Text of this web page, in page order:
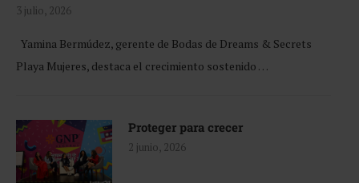
3 julio, 2026
Yamina Bermúdez, gerente de Bodas de Dreams & Secrets
Playa Mujeres, destaca el crecimiento sostenido …
Proteger para crecer
2 junio, 2026